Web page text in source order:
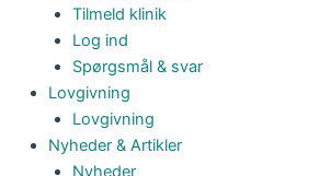
Tilmeld klinik
Log ind
Spørgsmål & svar
Lovgivning
Lovgivning
Nyheder & Artikler
Nyheder